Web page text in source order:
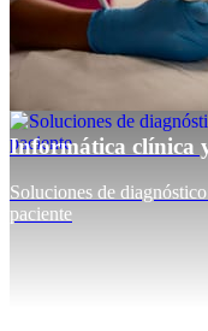
Informática clínica
Soluciones de
paciente